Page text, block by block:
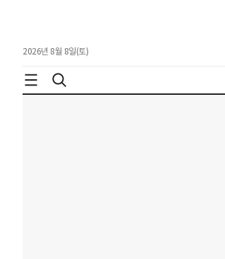
2026년 8월 8일(토)